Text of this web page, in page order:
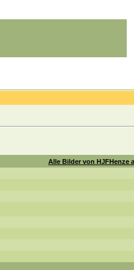
Alle Bilder von HJFHenze